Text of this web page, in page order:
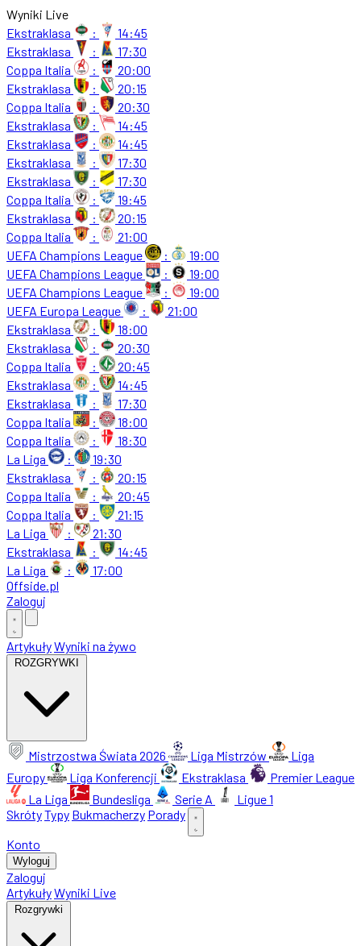
Wyniki Live
Ekstraklasa
:
14:45
Ekstraklasa
:
17:30
Coppa Italia
:
20:00
Ekstraklasa
:
20:15
Coppa Italia
:
20:30
Ekstraklasa
:
14:45
Ekstraklasa
:
14:45
Ekstraklasa
:
17:30
Ekstraklasa
:
17:30
Coppa Italia
:
19:45
Ekstraklasa
:
20:15
Coppa Italia
:
21:00
UEFA Champions League
:
19:00
UEFA Champions League
:
19:00
UEFA Champions League
:
19:00
UEFA Europa League
:
21:00
Ekstraklasa
:
18:00
Ekstraklasa
:
20:30
Coppa Italia
:
20:45
Ekstraklasa
:
14:45
Ekstraklasa
:
17:30
Coppa Italia
:
18:00
Coppa Italia
:
18:30
La Liga
:
19:30
Ekstraklasa
:
20:15
Coppa Italia
:
20:45
Coppa Italia
:
21:15
La Liga
:
21:30
Ekstraklasa
:
14:45
La Liga
:
17:00
Offside.pl
Zaloguj
ArtykułyWyniki na żywo
ROZGRYWKI
Mistrzostwa Świata 2026 Liga Mistrzów
Liga
Europy
Liga Konferencji Ekstraklasa
Premier League
La Liga
Bundesliga Serie A
Ligue 1
SkrótyTypy Bukmacherzy Porady
Konto
Wyloguj
Zaloguj
ArtykułyWyniki Live
Rozgrywki